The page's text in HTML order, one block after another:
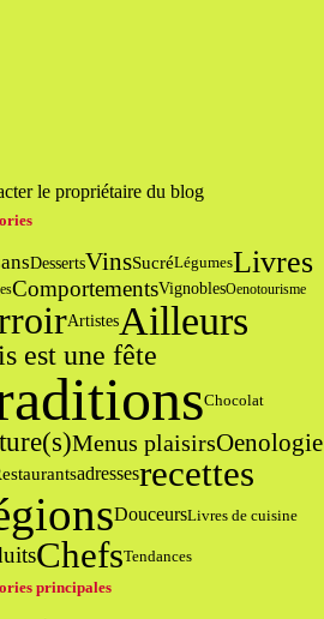
le propriétaire du blog
DessertsVinsSucréLégumesLivres
ComportementsVignoblesOenotourisme
ArtistesAilleurs
est une fête
Chocolat
Menus plaisirsOenologie
adressesrecettes
DouceursLivres de cuisine
ChefsTendances
principales